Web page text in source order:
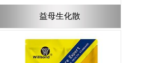
益母生化散